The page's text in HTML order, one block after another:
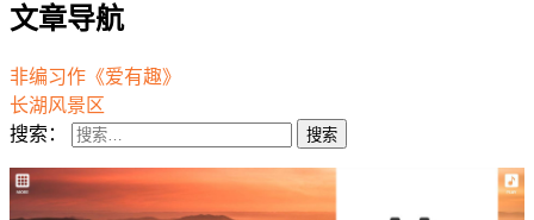
文章导航
非编习作《爱有趣》
长湖风景区
搜索：